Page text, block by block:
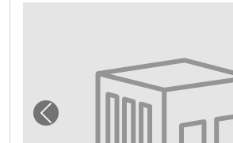
Vorheriges Bild für "Self